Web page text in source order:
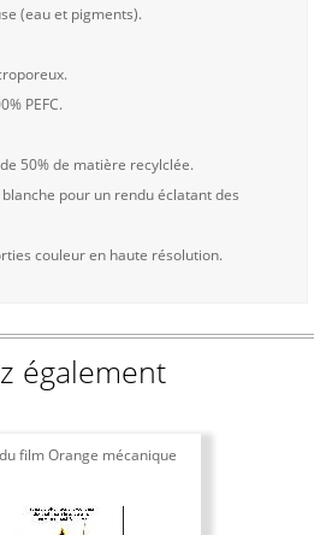
(eau et pigments).
PEFC.
50% de matière recylclée.
pour un rendu éclatant des
couleur en haute résolution.
également
film Orange mécanique